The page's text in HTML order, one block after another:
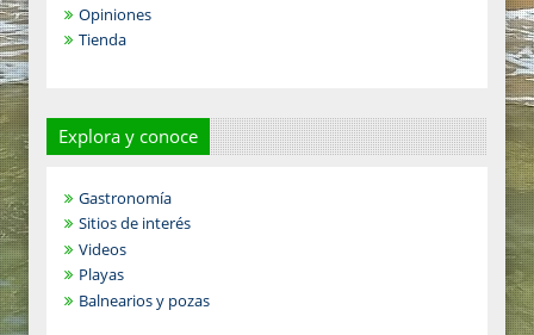
Opiniones
Tienda
Explora y conoce
Gastronomía
Sitios de interés
Videos
Playas
Balnearios y pozas